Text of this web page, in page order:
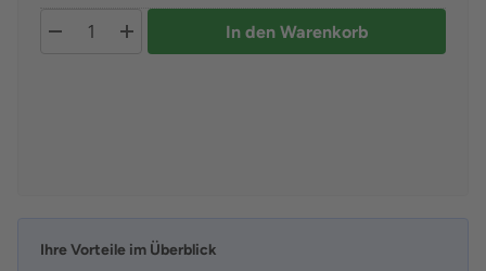
In den Warenkorb
Ihre Vorteile im Überblick